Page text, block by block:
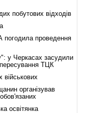
побутових відходів
погодила проведення
у Черкасах засудили
пересування ТЦК
військових
організував
освітянка